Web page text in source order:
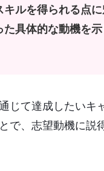
キルを得られる点
た具体的な動機を示
じて達成したいキ
で、志望動機に説